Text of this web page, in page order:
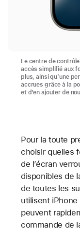
Le centre de
accès simplifié aux
plus, ainsi qu’une
accrues grâce à la
et d’en ajouter de
Pour la toute
choisir quelles
de l’écran
disponibles de
de toutes les
utilisent iPhone
peuvent
commande de